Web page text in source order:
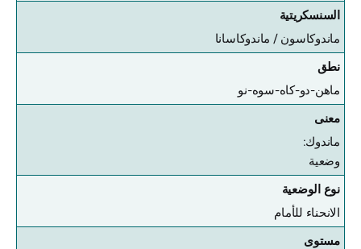
السنسكريتية
ماندوكاسون / ماندوكاسانا
نطق
ماهن-دو-كاه-سوه-نو
معنى
ماندوك:
وضعية
نوع الوضعية
الانحناء للأمام
مستوى